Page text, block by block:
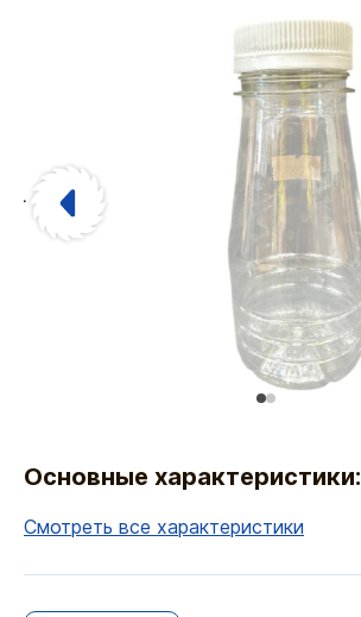
Основные характеристики:
Смотреть все характеристики